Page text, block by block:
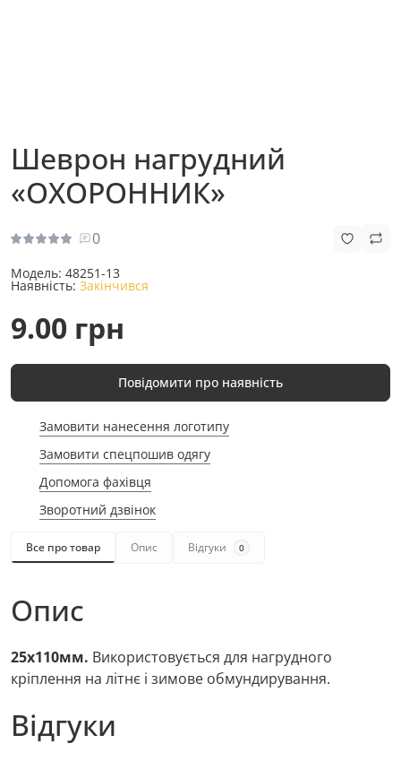
Шеврон нагрудний
«ОХОРОННИК»
0
Модель: 48251-13
Наявність: Закінчився
9.00 грн
Повідомити про наявність
Замовити нанесення логотипу
Замовити спецпошив одягу
Допомога фахівця
Зворотний дзвінок
Все про товар Опис Відгуки 0
Опис
25х110мм. Використовується для нагрудного
кріплення на літнє і зимове обмундирування.
Відгуки